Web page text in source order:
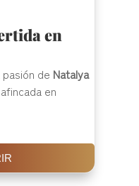
en
de Natalya
en